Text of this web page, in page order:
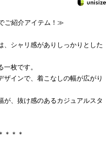
ご紹介アイテム！≫
、シャリ感がありしっかりとした
枚です。
インで、着こなしの幅が広がり
が、抜け感のあるカジュアルスタ
＊＊＊